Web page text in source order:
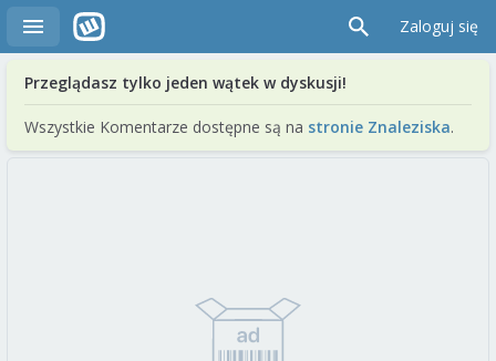
Zaloguj się
Przeglądasz tylko jeden wątek w dyskusji!
Wszystkie Komentarze dostępne są na stronie Znaleziska.